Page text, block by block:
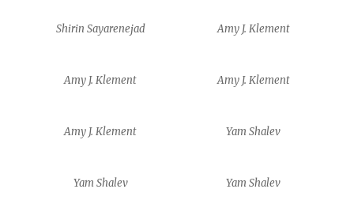
Shirin Sayarenejad Amy J. Klement
Amy J. Klement Amy J. Klement
Amy J. Klement Yam Shalev
Yam Shalev Yam Shalev